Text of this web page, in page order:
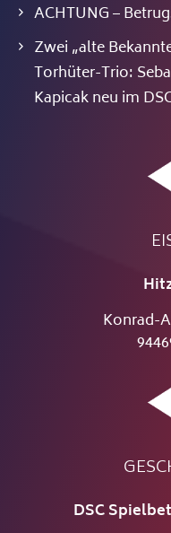
ACHTUNG –
Zwei „alte
Torhüter-Trio:
Kapicak neu im
Konrad-
DSC